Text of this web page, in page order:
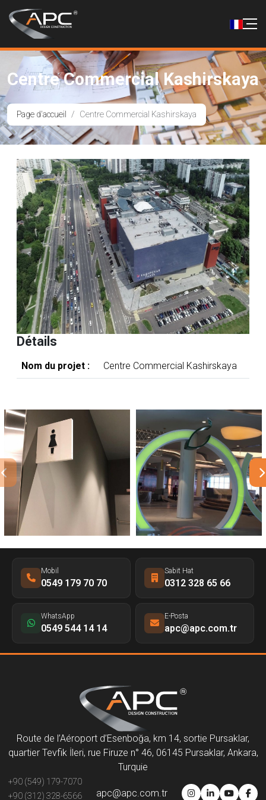
Centre Commercial Kashirskaya
Page d'accueil Centre Commercial Kashirskaya
Détails
Nom du projet : Centre Commercial Kashirskaya
Mobil
0549 179 70 70
Sabit Hat
0312 328 65 66
WhatsApp
0549 544 14 14
E-Posta
apc@apc.com.tr
Route de l’Aéroport d’Esenboğa, km 14, sortie Pursaklar,
quartier Tevfik İleri, rue Firuze n° 46, 06145 Pursaklar, Ankara,
Turquie
+90 (549) 179-7070
+90 (312) 328-6566
apc@apc.com.tr